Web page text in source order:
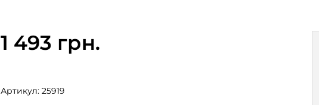
1 493 грн.
Артикул: 25919